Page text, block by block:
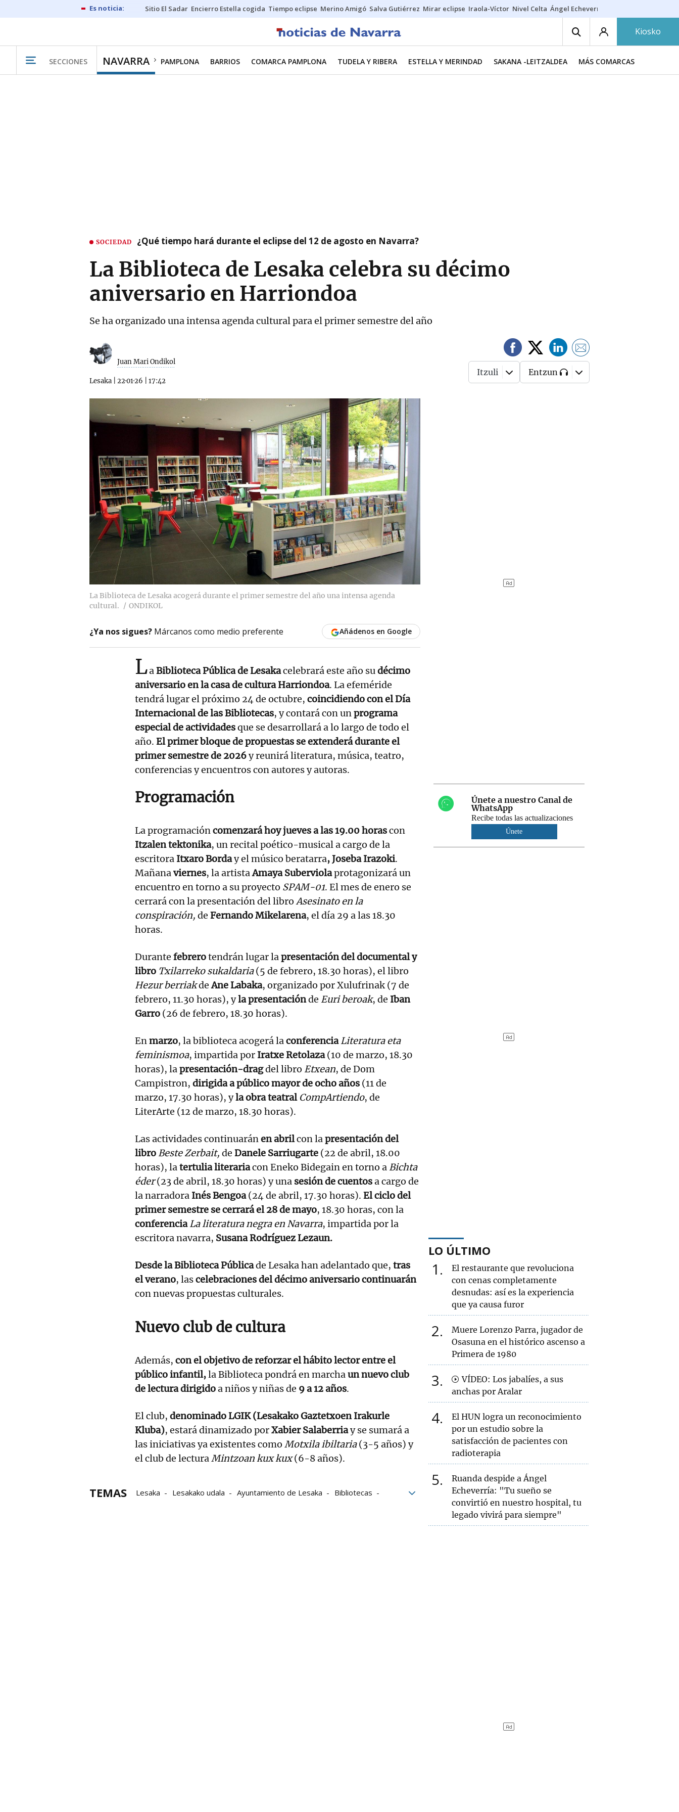
Sitio El Sadar Encierro Estella cogida Tiempo eclipse Merino Amigó Salva Gutiérrez Mirar eclipse Iraola-Víctor Nivel Celta Ángel Echeverría
Kiosko
SECCIONES NAVARRA PAMPLONA BARRIOS COMARCA PAMPLONA TUDELA Y RIBERA ESTELLA Y MERINDAD SAKANA -LEITZALDEA MÁS COMARCAS
SOCIEDAD ¿Qué tiempo hará durante el eclipse del 12 de agosto en Navarra?
La Biblioteca de Lesaka celebra su décimo
aniversario en Harriondoa
Se ha organizado una intensa agenda cultural para el primer semestre del año
Juan Mari Ondikol
Lesaka 22·01·26 17:42
Itzuli Entzun
La Biblioteca de Lesaka acogerá durante el primer semestre del año una intensa agenda
cultural.
ONDIKOL
¿Ya nos sigues? Márcanos como medio preferente Añádenos en Google
LaBiblioteca Pública de Lesakacelebrará este año sudécimo
aniversario en la casa de cultura Harriondoa. La efeméride
tendrá lugar el próximo 24 de octubre, coincidiendo con el Día
Internacional de las Bibliotecas, y contará con unprograma
especial de actividadesque se desarrollará a lo largo de todo el
año. El primer bloque de propuestas se extenderá durante el
primer semestre de 2026y reunirá literatura, música, teatro,
conferencias y encuentros con autores y autoras.
Programación
La programacióncomenzará hoy jueves a las 19.00 horascon
Itzalen tektonika, un recital poético-musical a cargo de la
escritora Itxaro Borday el músico beratarra, Joseba Irazoki.
Mañanaviernes, la artistaAmaya Suberviolaprotagonizará un
encuentro en torno a su proyecto SPAM-01. El mes de enero se
cerrará con la presentación del libroAsesinato en la
conspiración, de Fernando Mikelarena, el día 29 a las 18.30
horas.
Durante febrerotendrán lugar lapresentación del documental y
libro Txilarreko sukaldaria(5 de febrero, 18.30 horas), el libro
Hezur berriakdeAne Labaka, organizado por Xulufrinak (7 de
febrero, 11.30 horas), yla presentaciónde Euri beroak, de Iban
Garro (26 de febrero, 18.30 horas).
Enmarzo, la biblioteca acogerá laconferenciaLiteratura eta
feminismoa, impartida por Iratxe Retolaza(10 de marzo, 18.30
horas), lapresentación-dragdel libro Etxean, de Dom
Campistron, dirigida a público mayor de ocho años (11 de
marzo, 17.30 horas), yla obra teatral CompArtiendo, de
LiterArte (12 de marzo, 18.30 horas).
Las actividades continuaránen abrilcon lapresentación del
libro Beste Zerbait, de Danele Sarriugarte (22 de abril, 18.00
horas), latertulia literariacon Eneko Bidegain en torno a Bichta
éder(23 de abril, 18.30 horas) y una sesión de cuentosa cargo de
la narradora Inés Bengoa(24 de abril, 17.30 horas). El ciclo del
primer semestre se cerrará el 28 de mayo, 18.30 horas, con la
conferenciaLa literatura negra en Navarra, impartida por la
escritora navarra, Susana Rodríguez Lezaun.
Desde la Biblioteca Públicade Lesaka han adelantado que, tras
el verano, lascelebraciones del décimo aniversario continuarán
con nuevas propuestas culturales.
Nuevo club de cultura
Además, con el objetivo de reforzar el hábito lector entre el
público infantil,la Biblioteca pondrá en marchaun nuevo club
de lectura dirigidoa niños y niñas de 9 a 12 años.
El club, denominado LGIK (Lesakako Gaztetxoen Irakurle
Kluba), estará dinamizado porXabier Salaberriay se sumará a
las iniciativas ya existentes como Motxila ibiltaria(3-5 años) y
el club de lecturaMintzoan kux kux(6-8 años).
TEMAS Lesaka Lesakako udala Ayuntamiento de Lesaka
Bibliotecas
Únete a nuestro Canal de
WhatsApp
Recibe todas las actualizaciones
Únete
LO ÚLTIMO
1
El restaurante que revoluciona
con cenas completamente
desnudas: así es la experiencia
que ya causa furor
2
Muere Lorenzo Parra, jugador de
Osasuna en el histórico ascenso a
Primera de 1980
3
VÍDEO: Los jabalíes, a sus
anchas por Aralar
4
El HUN logra un reconocimiento
por un estudio sobre la
satisfacción de pacientes con
radioterapia
5
Ruanda despide a Ángel
Echeverría: "Tu sueño se
convirtió en nuestro hospital, tu
legado vivirá para siempre"